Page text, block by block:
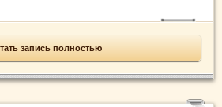
запись полностью